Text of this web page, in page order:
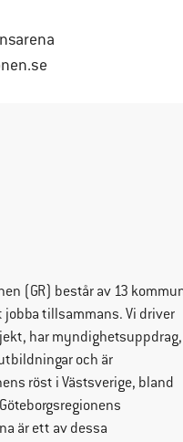
(GR) består av 13
jobba tillsammans. Vi driver
har myndighetsuppdrag,
och är
röst i Västsverige, bland
är ett av dessa